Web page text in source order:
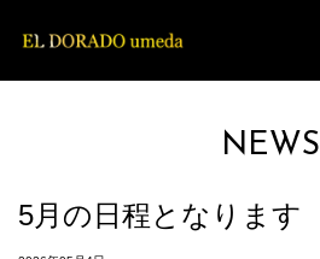
NEWS
5月の日程となります